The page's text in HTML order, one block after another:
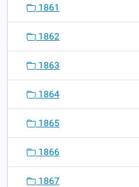
1861
1862
1863
1864
1865
1866
1867